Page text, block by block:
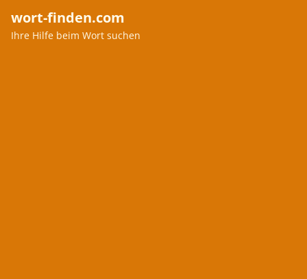
wort-finden.com
Ihre Hilfe beim Wort suchen